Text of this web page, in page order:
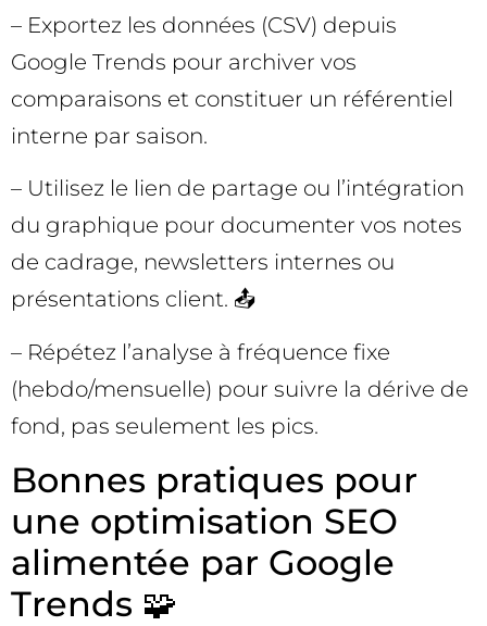
– Exportez les données (CSV) depuis
Google Trends pour archiver vos
comparaisons et constituer un référentiel
interne par saison.
– Utilisez le lien de partage ou l’intégration
du graphique pour documenter vos notes
de cadrage, newsletters internes ou
présentations client. 📤
– Répétez l’analyse à fréquence fixe
(hebdo/mensuelle) pour suivre la dérive de
fond, pas seulement les pics.
Bonnes pratiques pour
une optimisation SEO
alimentée par Google
Trends 🧩